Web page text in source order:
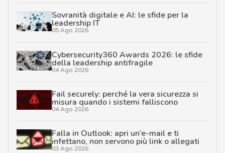
Sovranità digitale e AI: le sfide per la
leadership IT
05 Ago 2026
Cybersecurity360 Awards 2026: le sfide
della leadership antifragile
04 Ago 2026
Fail securely: perché la vera sicurezza si
misura quando i sistemi falliscono
04 Ago 2026
Falla in Outlook: apri un’e-mail e ti
infettano, non servono più link o allegati
03 Ago 2026